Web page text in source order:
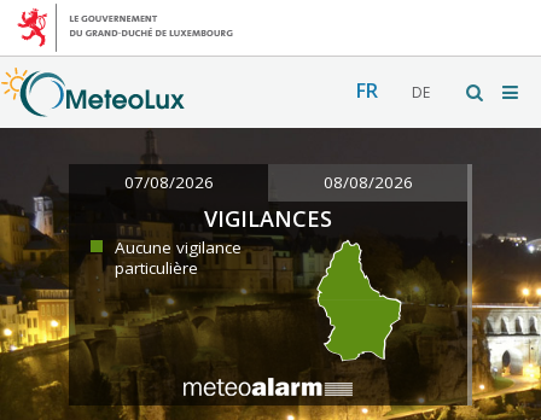
FR DE
07/08/2026 08/08/2026
VIGILANCES
Aucune vigilance
particulière